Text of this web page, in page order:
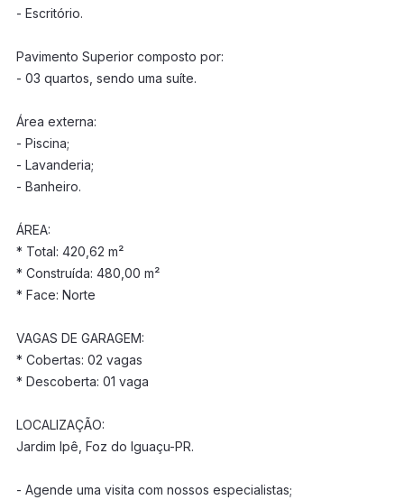
- Escritório.
Pavimento Superior composto por:
- 03 quartos, sendo uma suíte.
Área externa:
- Piscina;
- Lavanderia;
- Banheiro.
ÁREA:
* Total: 420,62 m²
* Construída: 480,00 m²
* Face: Norte
VAGAS DE GARAGEM:
* Cobertas: 02 vagas
* Descoberta: 01 vaga
LOCALIZAÇÃO:
Jardim Ipê, Foz do Iguaçu-PR.
- Agende uma visita com nossos especialistas;